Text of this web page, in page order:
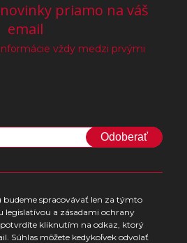
priamo na váš
email
vždy medzi prvými
Odoberať
budeme spracovávať len za týmto
legislatívou a zásadami ochrany
potvrdíte kliknutím na odkaz, ktorý
Súhlas môžete kedykoľvek odvolať